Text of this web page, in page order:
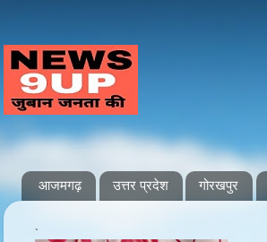
आजमगढ़ उत्तर प्रदेश गोरखपुर
.